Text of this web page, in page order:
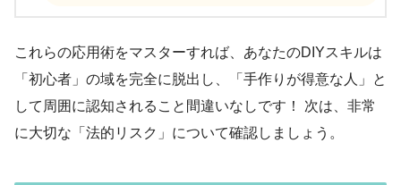
これらの応用術をマスターすれば、あなたのDIYスキルは
「初心者」の域を完全に脱出し、「手作りが得意な人」と
して周囲に認知されること間違いなしです！ 次は、非常
に大切な「法的リスク」について確認しましょう。